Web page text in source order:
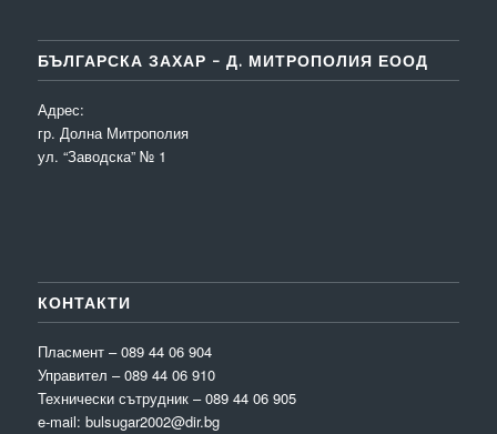
БЪЛГАРСКА ЗАХАР – Д. МИТРОПОЛИЯ ЕООД
Адрес:
гр. Долна Митрополия
ул. “Заводска” № 1
КОНТАКТИ
Пласмент – 089 44 06 904
Управител – 089 44 06 910
Технически сътрудник – 089 44 06 905
e-mail: bulsugar2002@dir.bg